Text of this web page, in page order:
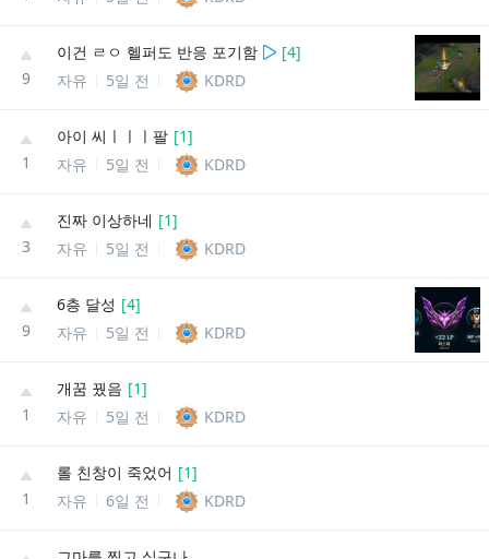
9
이건 ㄹㅇ 헬퍼도 반응 포기함 [4]
자유
5일 전 KDRD
1
아이 씨ㅣㅣㅣ팔 [1]
자유
5일 전 KDRD
3
진짜 이상하네 [1]
자유
5일 전 KDRD
9
6층 달성 [4]
자유
5일 전 KDRD
1
개꿈 꿨음 [1]
자유
5일 전 KDRD
1
롤 친창이 죽었어 [1]
자유
6일 전 KDRD